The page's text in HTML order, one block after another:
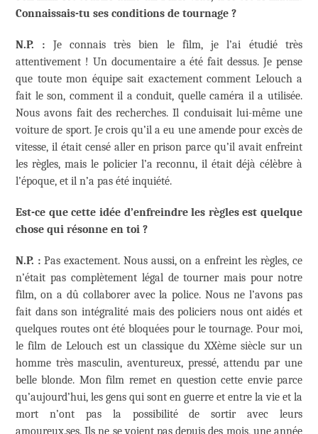
Connaissais-tu ses conditions de tournage ?
N.P. : Je connais très bien le film, je l’ai étudié très
attentivement ! Un documentaire a été fait dessus. Je pense
que toute mon équipe sait exactement comment Lelouch a
fait le son, comment il a conduit, quelle caméra il a utilisée.
Nous avons fait des recherches. Il conduisait lui-même une
voiture de sport. Je crois qu’il a eu une amende pour excès de
vitesse, il était censé aller en prison parce qu’il avait enfreint
les règles, mais le policier l’a reconnu, il était déjà célèbre à
l’époque, et il n’a pas été inquiété.
Est-ce que cette idée d’enfreindre les règles est quelque
chose qui résonne en toi ?
N.P. :Pas exactement. Nous aussi, on a enfreint les règles, ce
n’était pas complètement légal de tourner mais pour notre
film, on a dû collaborer avec la police. Nous ne l’avons pas
fait dans son intégralité mais des policiers nous ont aidés et
quelques routes ont été bloquées pour le tournage. Pour moi,
le film de Lelouch est un classique du XXème siècle sur un
homme très masculin, aventureux, pressé, attendu par une
belle blonde. Mon film remet en question cette envie parce
qu’aujourd’hui, les gens qui sont en guerre et entre la vie et la
mort n’ont pas la possibilité de sortir avec leurs
amoureux.ses. Ils ne se voient pas depuis des mois, une année